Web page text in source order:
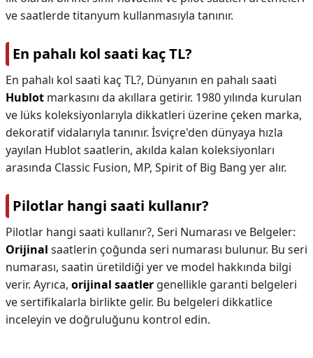
ve saatlerde titanyum kullanmasıyla tanınır.
En pahalı kol saati kaç TL?
En pahalı kol saati kaç TL?, Dünyanın en pahalı saati
Hublot markasını da akıllara getirir. 1980 yılında kurulan
ve lüks koleksiyonlarıyla dikkatleri üzerine çeken marka,
dekoratif vidalarıyla tanınır. İsviçre'den dünyaya hızla
yayılan Hublot saatlerin, akılda kalan koleksiyonları
arasında Classic Fusion, MP, Spirit of Big Bang yer alır.
Pilotlar hangi saati kullanır?
Pilotlar hangi saati kullanır?, Seri Numarası ve Belgeler:
Orijinal saatlerin çoğunda seri numarası bulunur. Bu seri
numarası, saatin üretildiği yer ve model hakkında bilgi
verir. Ayrıca, orijinal saatler genellikle garanti belgeleri
ve sertifikalarla birlikte gelir. Bu belgeleri dikkatlice
inceleyin ve doğruluğunu kontrol edin.